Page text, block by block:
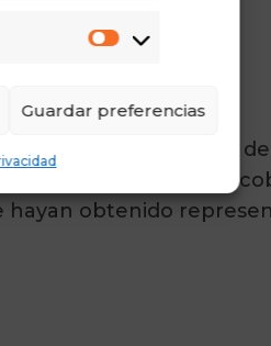
Guardar preferencias
anticipada.
al suscriptor
de que el partido
obtenido